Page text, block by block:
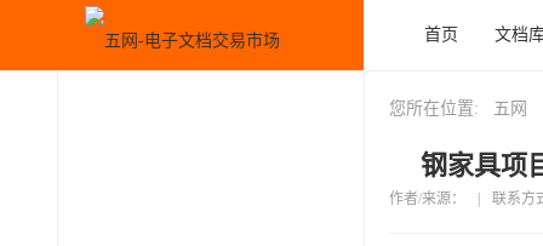
首页 文档
您所在位置: 五网
钢家具项
作者/来源： 联系方